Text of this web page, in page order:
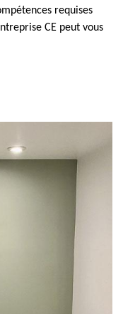
requises
CE peut vous